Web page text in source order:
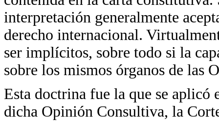
interpretación generalmente
derecho internacional.
ser implícitos, sobre todo si la
sobre los mismos órganos de las
Esta doctrina fue la que se aplicó
dicha Opinión Consultiva, la